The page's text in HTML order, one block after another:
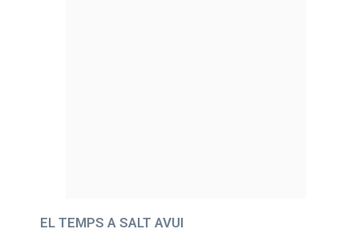
EL TEMPS A SALT AVUI